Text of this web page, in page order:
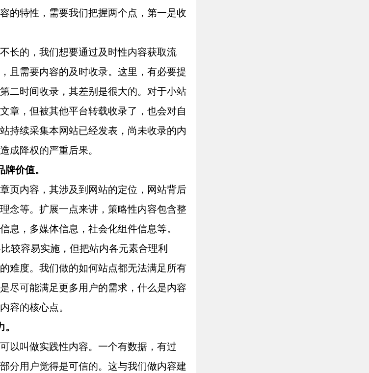
的特性，需要我们把握两个点，第一是收
长的，我们想要通过及时性内容获取流
且需要内容的及时收录。这里，有必要提
二时间收录，其差别是很大的。对于小站
章，但被其他平台转载收录了，也会对自
持续采集本网站已经发表，尚未收录的内
成降权的严重后果。
价值。
页内容，其涉及到网站的定位，网站背后
念等。扩展一点来讲，策略性内容包含整
息，多媒体信息，社会化组件信息等。
较容易实施，但把站内各元素合理利
难度。我们做的如何站点都无法满足所有
尽可能满足更多用户的需求，什么是内容
容的核心点。
以叫做实践性内容。一个有数据，有过
分用户觉得是可信的。这与我们做内容建